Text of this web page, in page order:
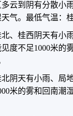
云到阴有分散小
天气。最低气温
、桂西阴天有小
度不足1000米的
阴天有小雨、局
米的雾和回南